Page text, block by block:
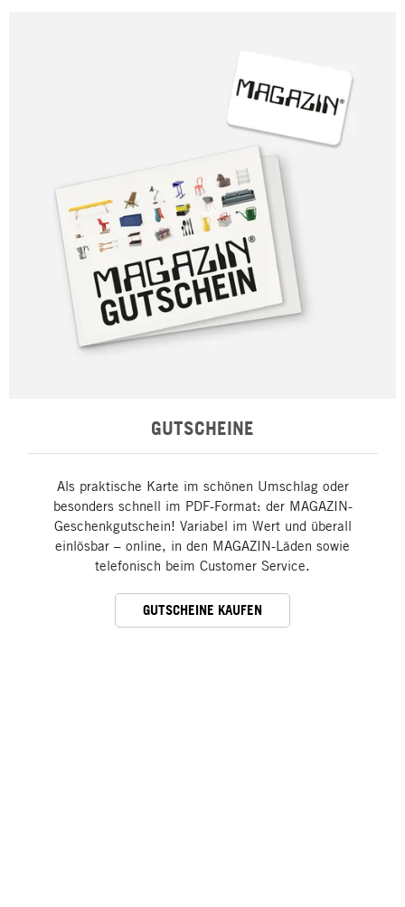
GUTSCHEINE
Als praktische Karte im schönen Umschlag oder
besonders schnell im PDF-Format: der MAGAZIN-
Geschenkgutschein! Variabel im Wert und überall
einlösbar – online, in den MAGAZIN-Läden sowie
telefonisch beim Customer Service.
GUTSCHEINE KAUFEN